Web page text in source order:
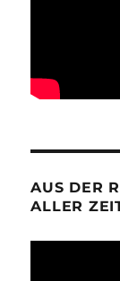
AUS DER
ALLER